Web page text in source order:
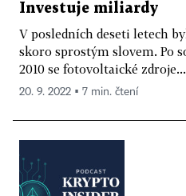
Investuje miliardy
V posledních deseti letech
skoro sprostým slovem. Po
2010 se fotovoltaické zdroje...
20. 9. 2022 ▪ 7 min. čtení